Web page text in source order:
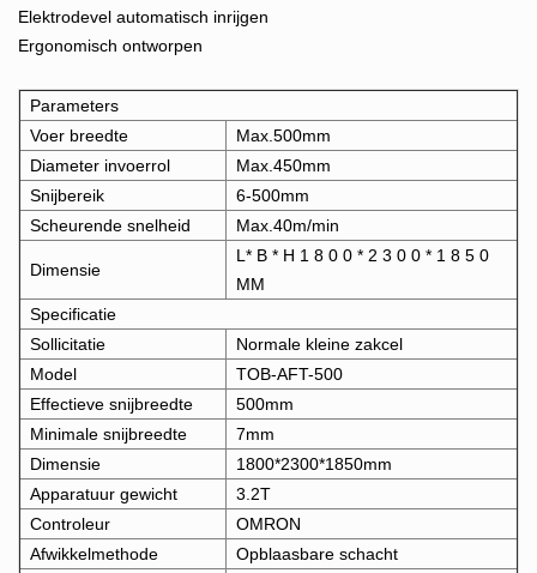
Elektrodevel automatisch inrijgen
Ergonomisch ontworpen
Parameters
Voer breedte
Max.500mm
Diameter invoerrol
Max.450mm
Snijbereik
6-500mm
Scheurende snelheid
Max.40m/min
Dimensie
L* B * H 1 8 0 0 * 2 3 0 0 * 1 8 5 0
MM
Specificatie
Sollicitatie
Normale kleine zakcel
Model
TOB-AFT-500
Effectieve snijbreedte
500mm
Minimale snijbreedte
7mm
Dimensie
1800*2300*1850mm
Apparatuur gewicht
3.2T
Controleur
OMRON
Afwikkelmethode
Opblaasbare schacht